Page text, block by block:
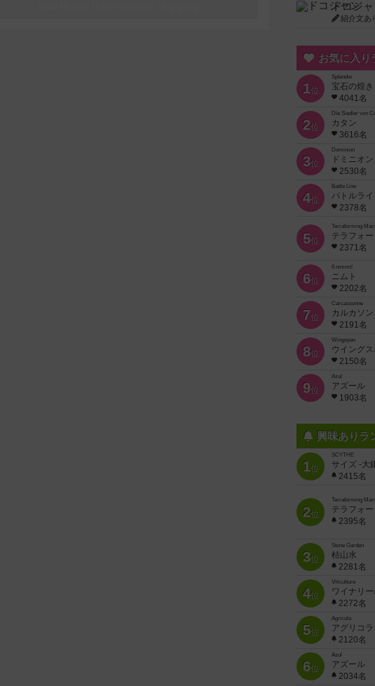
ドコジャ
紹介文あ
お気に入り
1位
Splendor
宝石の煌き
4041名
2位
Die Siedler von
カタン
3616名
3位
Dominion
ドミニオン
2530名
4位
Battle Line
バトルライ
2378名
5位
Terraforming
テラフォ
2371名
6位
6 nimmt!
ニムト
2202名
7位
Carcassonne
カルカソン
2191名
8位
Wingspan
ウイングス
2150名
9位
Azul
アズール
1903名
興味ありラ
1位
SCYTHE
サイズ -大
2415名
2位
Terraforming
テラフォ
2395名
3位
Stone Garden
枯山水
2281名
4位
Viticulture
ワイナリ
2272名
5位
Agricola
アグリコラ
2120名
6位
Azul
アズール
2034名